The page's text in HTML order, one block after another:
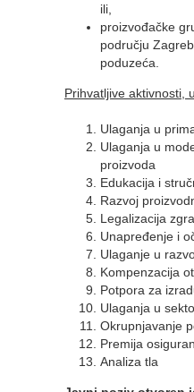
ili,
proizvođačke
području
poduzeća.
Prihvatljive aktivnosti,
Ulaganja u
Ulaganja u
proizvoda
Edukacija i
Razvoj
Legalizacija
Unapređenje i
Ulaganje u
Kompenzacija
Potpora za
Ulaganja u
Okrupnjavanje
Premija
Analiza tla